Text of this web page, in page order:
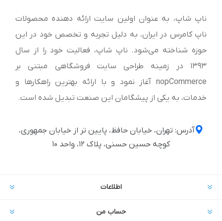
ناپ شاپ، به عنوان اولین سایت ارائه‌ دهنده محصولات
ناپ کامرس در ایران، به دلیل تجربه و تخصص خود در این
حوزه شناخته می‌شود. ناپ شاپ، فعالیت خود را از سال
1393 در زمینه طراحی سایت فروشگاهی مبتنی بر
nopCommerce آغاز نمود و با ارائه بهترین راهکارها و
خدمات، به یکی از پیشگامان این صنعت تبدیل شده است.
آدرس: تهران، خیابان حافظ، پایین تر از خیابان جمهوری،
کوچه حسین حسنی، پلاک ۱۲، واحد ۱۰
اطلاعات
حساب من